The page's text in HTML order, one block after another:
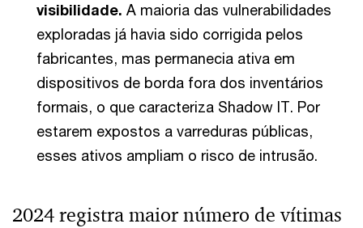
visibilidade. A maioria das vulnerabilidades
exploradas já havia sido corrigida pelos
fabricantes, mas permanecia ativa em
dispositivos de borda fora dos inventários
formais, o que caracteriza Shadow IT. Por
estarem expostos a varreduras públicas,
esses ativos ampliam o risco de intrusão.
2024 registra maior número de vítimas